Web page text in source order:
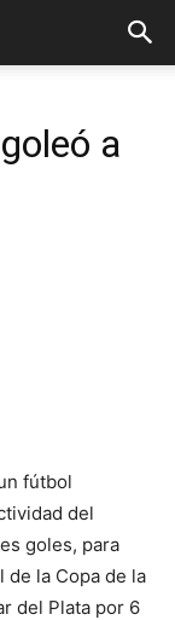
a
fútbol
del
goles, para
de la Copa de la
del Plata por 6